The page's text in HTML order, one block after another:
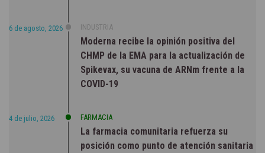
6 de agosto, 2026 INDUSTRIA
Moderna recibe la opinión positiva del
CHMP de la EMA para la actualización de
Spikevax, su vacuna de ARNm frente a la
COVID-19
4 de julio, 2026 FARMACIA
La farmacia comunitaria refuerza su
posición como punto de atención sanitaria